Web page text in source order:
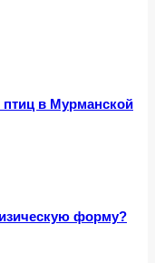
птиц в Мурманской
форму?